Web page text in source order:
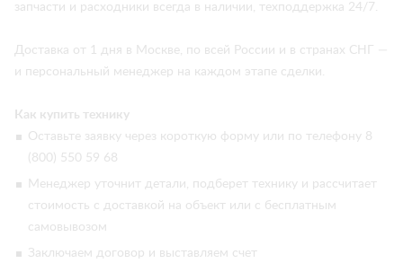
запчасти и расходники всегда в наличии, техподдержка 24/7.
Доставка от 1 дня в Москве, по всей России и в странах СНГ —
и персональный менеджер на каждом этапе сделки.
Как купить технику
Оставьте заявку через короткую форму или по телефону 8
(800) 550 59 68
Менеджер уточнит детали, подберет технику и рассчитает
стоимость с доставкой на объект или с бесплатным
самовывозом
Заключаем договор и выставляем счет